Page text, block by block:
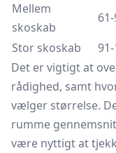
Mellem
skoskab
Stor skoskab
Det er vigtigt at
rådighed, samt
vælger størrelse.
rumme
være nyttigt at